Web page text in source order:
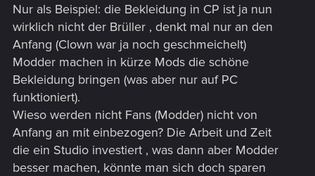
Nur als Beispiel: die Bekleidung in CP ist ja nun
wirklich nicht der Brüller , denkt mal nur an den
Anfang (Clown war ja noch geschmeichelt)
Modder machen in kürze Mods die schöne
Bekleidung bringen (was aber nur auf PC
funktioniert).
Wieso werden nicht Fans (Modder) nicht von
Anfang an mit einbezogen? Die Arbeit und Zeit
die ein Studio investiert , was dann aber Modder
besser machen, könnte man sich doch sparen